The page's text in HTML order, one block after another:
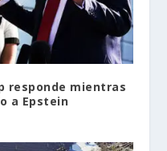
responde mientras
a Epstein